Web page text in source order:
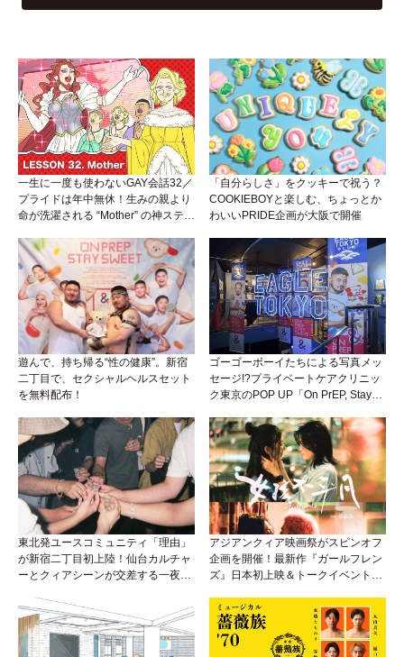
一生に一度も使わないGAY会話32／
プライドは年中無休！生みの親より
命が洗濯される “Mother” の神ステー
「自分らしさ」をクッキーで祝う？
COOKIEBOYと楽しむ、ちょっとか
わいいPRIDE企画が大阪で開催
遊んで、持ち帰る“性の健康”。新宿
二丁目で、セクシャルヘルスセット
を無料配布！
ゴーゴーボーイたちによる写真メッ
セージ!?プライベートケアクリニッ
ク東京のPOP UP「On PrEP, Stay
東北発ユースコミュニティ「理由」
が新宿二丁目初上陸！仙台カルチャ
ーとクィアシーンが交差する一夜
アジアンクィア映画祭がスピンオフ
企画を開催！最新作『ガールフレン
ズ』日本初上映＆トークイベント